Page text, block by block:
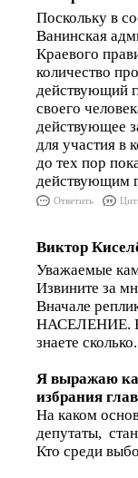
Поскольку в
Ванинская
Краевого
количество
действующий
своего
действующее
для участия в
до тех пор
действующим
Ответить
Виктор
Уважаемые
Извините за
Вначале
НАСЕЛЕНИЕ.
знаете
Я выражаю
избрания
На каком
депутаты,
Кто среди